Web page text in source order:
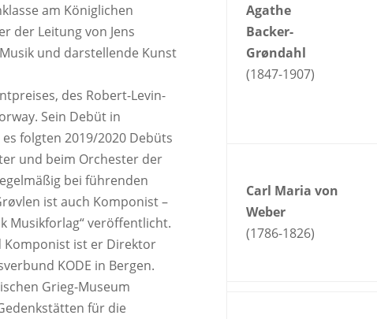
am Königlichen
der Leitung von Jens
und darstellende Kunst
des Robert-Levin-
Sein Debüt in
folgten 2019/2020 Debüts
und beim Orchester der
bei führenden
ist auch Komponist –
Musikforlag“ veröffentlicht.
Komponist ist er Direktor
KODE in Bergen.
Grieg-Museum
für die
Agathe
Backer-
Grøndahl
(1847-1907)
Carl Maria von
Weber
(1786-1826)